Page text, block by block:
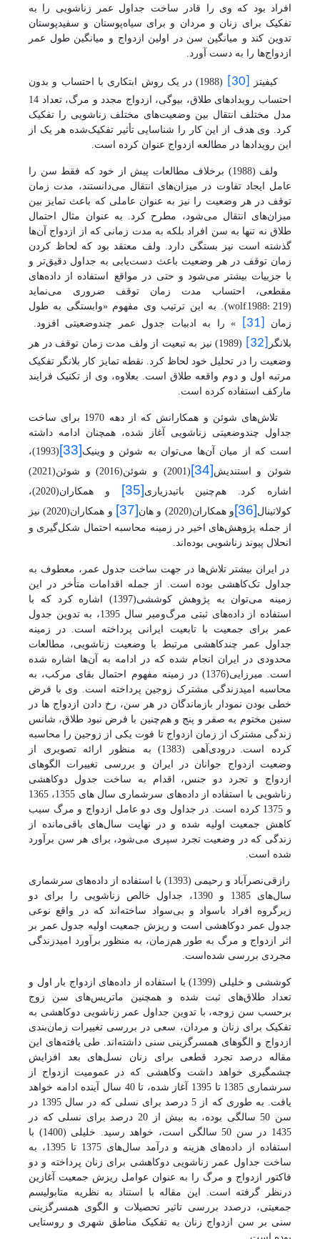
افراد بود که وی را قادر ساخت جداول عمر زناشویی را به
تفکیک برای زنان و مردان و برای سیاه‌پوستان و سفیدپوستان
تدوین کند و میانگین سن در اولین ازدواج و میانگین طول عمر
ازدواج‌ها را به دست آورد.
کیفیتز [30]
(1988) در یک روش ابتکاری با احتساب و بدون
احتساب رویدادهای طلاق، بیوگی، ازدواج مجدد و مرگ، تعداد 14
مدل مختلف انتقال بین وضعیت‌های مختلف زناشویی را تفکیک
کرد. وی هدف از این کار را شناسایی تأثیر تفکیک‌شده هر یک از
این رویدادها در مطالعه ازدواج عنوان کرده است.
ولف (1988) برخلاف مطالعات پیش از خود که فقط سن را
عامل ایجاد تفاوت در میزان‌های انتقال می‌دانستند، مدت زمان
توقف در هر وضعیت را نیز به عنوان عاملی که باعث تمایز بین
میزان‌های انتقال می‌شود، مطرح کرد. به عنوان مثال احتمال
طلاق نه تنها به سن افراد بلکه به مدت زمانی که از ازدواج آن‌ها
گذشته است نیز بستگی دارد. ولف معتقد بود که لحاظ کردن
زمان توقف در هر وضعیت باعث دست‌یابی به جداول دقیق‌تر و
با جزییات بیشتر می‌شود و حتی در مواقع
استفاده از
داده‌های
مقطعی، احتساب مدت زمان توقف ضروری می‌نماید
(
wolf,1988: 219). به این ترتیب وی مفهوم «وابستگی به طول
زمان
[31]
» را به ادبیات جدول عمر چندوضعیتی افزود.
بلانگر
[32]
(1989) نیز به تبعیت از ولف مدت زمان توقف در هر
وضعیت را در تحلیل خود لحاظ کرد. نقطه تمایز کار بلانگر تفکیک
مرتبه اول و دوم واقعه طلاق است. بعلاوه، وی از تکنیک فرایند
مارکف استفاده کرده است.
تلاش‌
های شوئن و همکارانش که از دهه 1970 برای ساخت
جداول چندوضعیتی زناشویی آغاز شده، همچنان ادامه داشته
است که از میان آن‌ها می‌توان به شوئن و وینیک [33]
(1993)،
شوئن و استندیش [34]
(2001)
و شوئن(2016) و شوئن(2021)
اشاره کرد. هم‌چنین باتیدزیاری [35]
و همکاران(2020)،
کولاتینال [36] و همکاران(2020) و هان [37] و همکاران(2020) نیز
از جمله پژوهش‌های اخیر در زمینه محاسبه احتمال شکل‌گیری و
انحلال پیوند زناشویی بوده‌اند.
در ایران بیشتر تلاش‌ها در جهت ساخت جدول عمر، معطوف به
جداول تک‌کاهشی بوده است. از جمله اقدامات متأخر در این
زمینه می‌توان به پژوهش کوششی(1397) اشاره کرد که با
استفاده از داده‌های ثبتی مرگ‌و‌میر سال 1395، به تدوین جدول‌
عمر برای جمعیت با تابعیت ایرانی پرداخته است. در زمینه
جداول عمر چندکاهشی مرتبط با وضعیت زناشویی، مطالعات
محدودی در ایران انجام شده که در ادامه به آن‌ها اشاره شده
است. میرزایی(1376) در زمینه مفهوم احتمال بقای مرکب، به
محاسبه امید‌‌زندگی مشترک زوجین پرداخته است. وی با فرض
خطی بودن نمودار بازماندگان در هر سن، رخ دادن ازدواج ها در
سنین مختوم به صفر و پنج و هم‌چنین با فرض نبود طلاق، شانس
زندگی مشترک از زمان ازدواج تا فوت یکی از زوجین را محاسبه
کرده است.
درودی‌آهی (1383) به منظور ارائه تصویری از
وضعیت ازدواج جوانان در ایران و بررسی تغییرات الگوهای
ازدواج و تجرد دو جنس، اقدام به ساخت جدول دوکاهشی
زناشویی با استفاده از داده‌های سرشماری سال های 1355، 1365
و 1375 کرده است. در جداول وی دو عامل ازدواج و مرگ سبب
کاهش جمعیت اولیه شده و در نهایت سال‌های باقی‌مانده از
زندگی که در وضعیت تجرد سپری می‌شود، برای هر سن برآورد
شده است.
رازقی‌نصرآباد و رحیمی (1393) با استفاده از داده‌های سرشماری
سال‌های 1385 و 1390، جداول خالص زناشویی را برای دو
زیرگروه افراد باسواد و بی‌سواد ساخته‌اند که در واقع نوعی
جدول عمر دو‌کاهشی است و ریزش جمعیت اولیه جدول عمر بر
اثر ازدواج و مرگ به طور هم‌زمان، به منظور برآورد امید‌‌زندگی
مجردی بررسی شده‌است.
کوششی و خلیلی (1399) با استفاده از داده‌های ازدواج بار اول و
تعداد طلاق‌های ثبت شده و همچنین ماتریس‌های سن زوج
برحسب سن زوجه، با تدوین جداول عمر زناشویی دوکاهشی به
تفکیک برای زنان و مردان، سعی در بررسی تغییرات زمان‌بندی
ازدواج و الگوهای همسرگزینی سنی داشته‌اند. طی یافته‌های این
مقاله درصد تجرد قطعی برای زنان نسل‌های بعد افزایش
چشمگیری خواهد داشت وکاهشی که در عمومیت ازدواج از
سرشماری 1385 تا 1395 آغاز شده، تا 40 سال آینده ادامه خواهد
یافت. به طوری که از 5 درصد برای نسلی که در سال 1395 در
سن 50 سالگی بوده، به بیش از 20 درصد برای نسلی که در
1435 در سن 50 سالگی است، خواهد رسید.
خلیلی (1400) با
استفاده از داده‌های هزینه و درآمد سال‌های 1375 تا 1395، به
ساخت جداول عمر زناشویی دوکاهشی برای زنان پرداخته و دو
فاکتور ازدواج و مرگ را به عنوان عوامل ریزش جمعیت آغازین
درنظر گرفته است. این مقاله با استناد به نظریه متابولیسم
جمعیتی، درصدد بررسی تاثیر تحصیلات و الگوی همسرگزینی
سنی بر سن ازدواج زنان به تفکیک مناطق شهری و روستایی